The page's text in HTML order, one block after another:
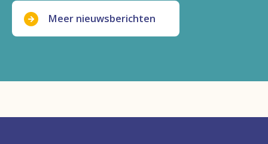
Meer nieuwsberichten